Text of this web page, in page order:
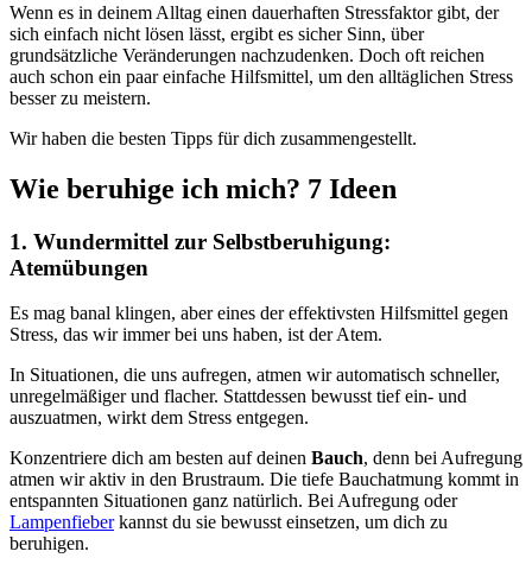
Wenn es in deinem Alltag einen dauerhaften Stressfaktor gibt, der
sich einfach nicht lösen lässt, ergibt es sicher Sinn, über
grundsätzliche Veränderungen nachzudenken. Doch oft reichen
auch schon ein paar einfache Hilfsmittel, um den alltäglichen Stress
besser zu meistern.
Wir haben die besten Tipps für dich zusammengestellt.
Wie beruhige ich mich? 7 Ideen
1. Wundermittel zur Selbstberuhigung:
Atemübungen
Es mag banal klingen, aber eines der effektivsten Hilfsmittel gegen
Stress, das wir immer bei uns haben, ist der Atem.
In Situationen, die uns aufregen, atmen wir automatisch schneller,
unregelmäßiger und flacher. Stattdessen bewusst tief ein- und
auszuatmen, wirkt dem Stress entgegen.
Konzentriere dich am besten auf deinen Bauch, denn bei Aufregung
atmen wir aktiv in den Brustraum. Die tiefe Bauchatmung kommt in
entspannten Situationen ganz natürlich. Bei Aufregung oder
Lampenfieberkannst du sie bewusst einsetzen, um dich zu
beruhigen.